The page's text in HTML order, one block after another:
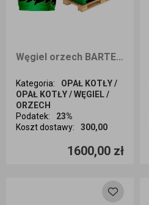
Węgiel orzech BARTEX 1000KG dostawa Śląsk i okolice
Kategoria:
OPAŁ KOTŁY /
OPAŁ KOTŁY / WĘGIEL /
ORZECH
Podatek:
23%
Koszt dostawy: 300,00
1600,00 zł
Ilość sztuk